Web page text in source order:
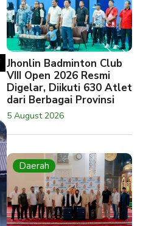
Jhonlin Badminton Club
VIII Open 2026 Resmi
Digelar, Diikuti 630 Atlet
dari Berbagai Provinsi
5 August 2026
Daerah